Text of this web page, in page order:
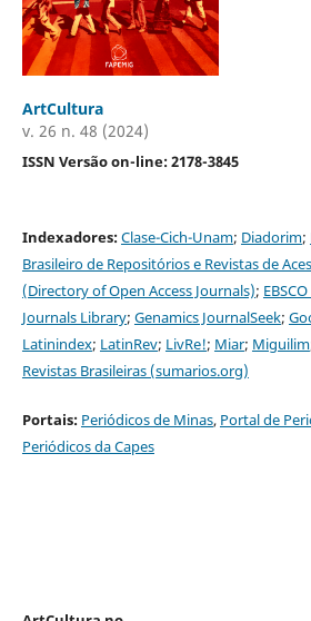
ArtCultura
v. 26 n. 48 (2024)
ISSN Versão on-line: 2178-3845
Indexadores:Clase-Cich-Unam; Diadorim;
Brasileiro de Repositórios e Revistas de
(Directory of Open Access Journals);
Journals Library; Genamics JournalSeek; G
Latinindex; LatinRev; LivRe!; Miar; Miguilim
Revistas Brasileiras (sumarios.org)
Portais: Periódicos de Minas, Portal de
Periódicos da Capes